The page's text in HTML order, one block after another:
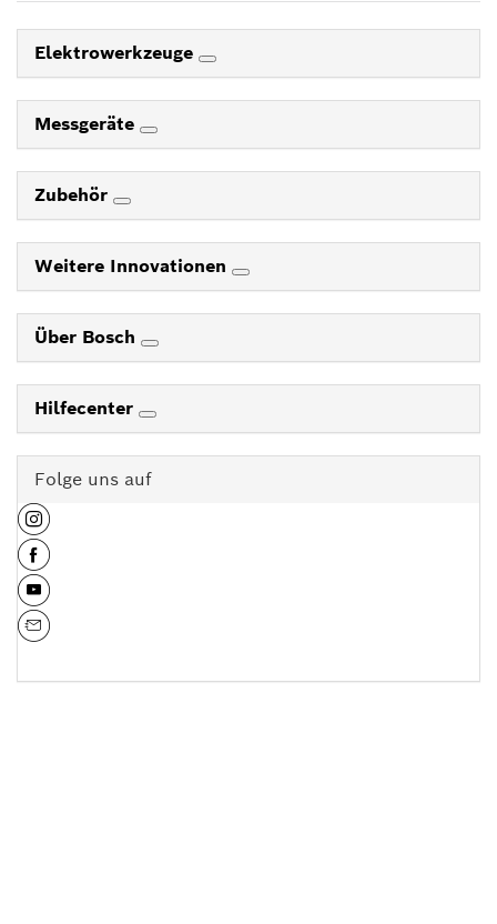
Elektrowerkzeuge
Messgeräte
Zubehör
Weitere Innovationen
Über Bosch
Hilfecenter
Folge uns auf